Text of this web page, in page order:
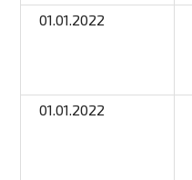
01.01.2022
01.01.2022